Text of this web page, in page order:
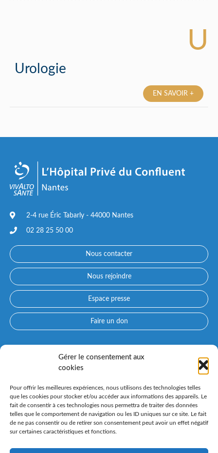
Gérer le consentement aux
cookies
Pour offrir les meilleures expériences, nous utilisons des technologies telles
que les cookies pour stocker et/ou accéder aux informations des appareils. Le
fait de consentir à ces technologies nous permettra de traiter des données
telles que le comportement de navigation ou les ID uniques sur ce site. Le fait
de ne pas consentir ou de retirer son consentement peut avoir un effet négatif
sur certaines caractéristiques et fonctions.
U
Urologie
EN SAVOIR +
2-4 rue Éric Tabarly - 44000 Nantes
02 28 25 50 00
Nous contacter
Nous rejoindre
Espace presse
Faire un don
Qui sommes-nous ?
Prendre rendez-vous avec un médecin
Consultez nos spécialités
Espace patient PARCOURS CONFLUENT et préadmission en
Nos instituts spécialisés